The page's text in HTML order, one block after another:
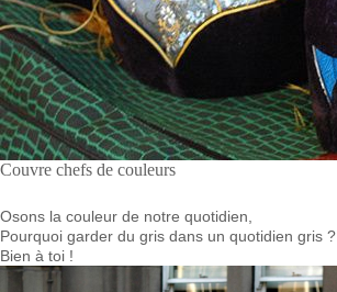
Couvre chefs de couleurs
Osons la couleur de notre quotidien,
Pourquoi garder du gris dans un quotidien gris ?
Bien à toi !